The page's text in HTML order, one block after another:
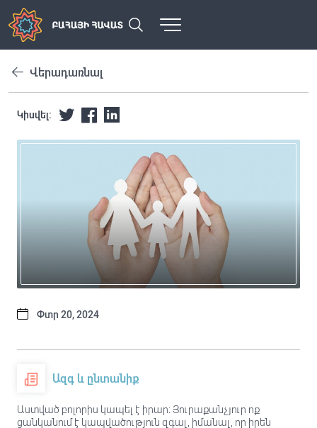
Վերադառնալ
Կիսվել:
Փտր 20, 2024
Ազգ և ընտանիք
Աստված բոլորիս կապել է իրար։ Յուրաքանչյուր ոք
ցանկանում է կապվածություն զգալ, իմանալ, որ իրեն